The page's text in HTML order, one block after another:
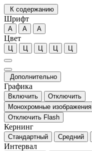
К содержанию
Шрифт
А А А
Цвет
Ц Ц Ц Ц Ц
Дополнительно
Графика
Включить
Отключить
Монохромные изображения
Отключить Flash
Кернинг
Стандартный Средний
Интервал